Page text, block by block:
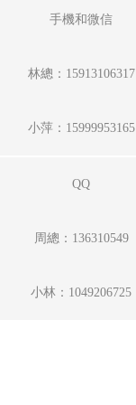
手機和微信
林總：15913106317
小萍：15999953165
QQ
周總：136310549
小林：1049206725